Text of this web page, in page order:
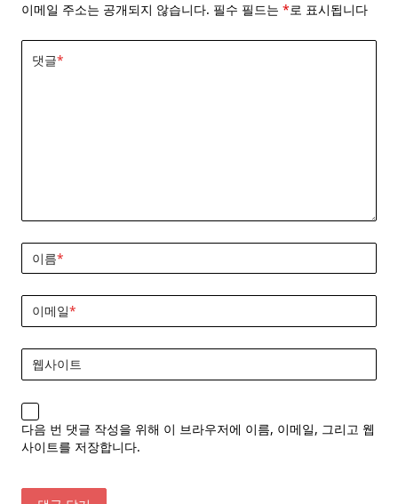
이메일 주소는 공개되지 않습니다. 필수 필드는 *로 표시됩니다
댓글*
이름*
이메일*
웹사이트
다음 번 댓글 작성을 위해 이 브라우저에 이름, 이메일, 그리고 웹
사이트를 저장합니다.